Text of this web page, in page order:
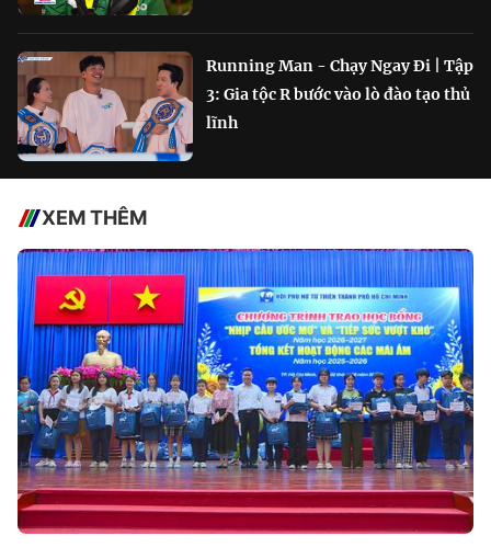
Running Man - Chạy Ngay Đi | Tập
3: Gia tộc R bước vào lò đào tạo thủ
lĩnh
XEM THÊM